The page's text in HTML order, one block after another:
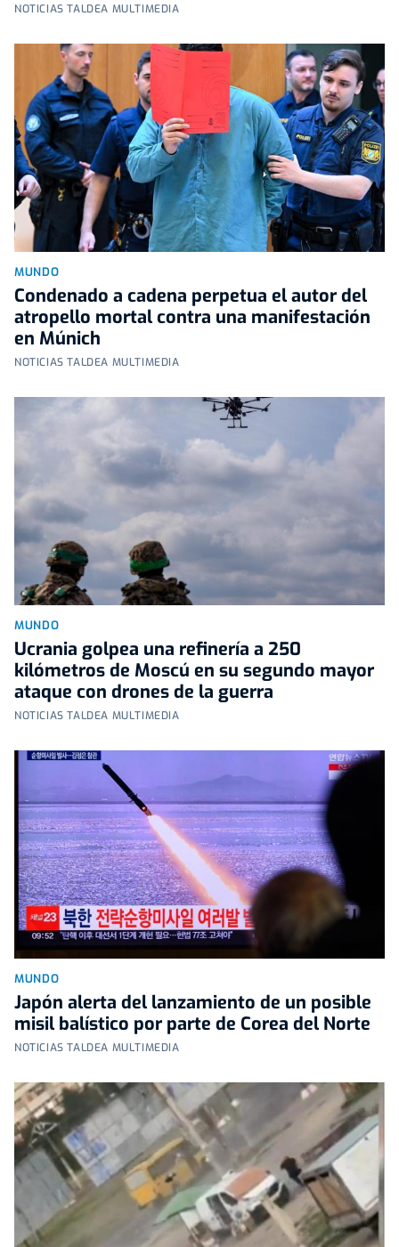
NOTICIAS TALDEA MULTIMEDIA
MUNDO
Condenado a cadena perpetua el autor del
atropello mortal contra una manifestación
en Múnich
NOTICIAS TALDEA MULTIMEDIA
MUNDO
Ucrania golpea una refinería a 250
kilómetros de Moscú en su segundo mayor
ataque con drones de la guerra
NOTICIAS TALDEA MULTIMEDIA
MUNDO
Japón alerta del lanzamiento de un posible
misil balístico por parte de Corea del Norte
NOTICIAS TALDEA MULTIMEDIA